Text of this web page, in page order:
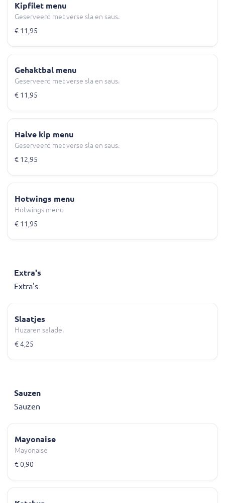
Kipfilet menu
Geserveerd met verse sla en saus.
€ 11,95
Gehaktbal menu
Geserveerd met verse sla en saus.
€ 11,95
Halve kip menu
Geserveerd met verse sla en saus.
€ 12,95
Hotwings menu
Hotwings menu
€ 11,95
Extra's
Extra's
Slaatjes
Huzaren salade.
€ 4,25
Sauzen
Sauzen
Mayonaise
Mayonaise
€ 0,90